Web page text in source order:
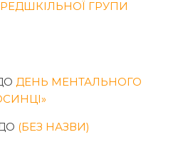
ГРУПИ
ДЕНЬ МЕНТАЛЬНОГО
(БЕЗ НАЗВИ)